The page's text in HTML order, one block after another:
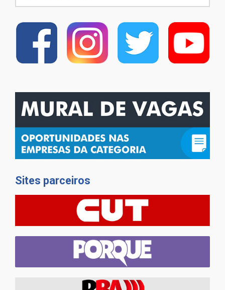
Sites parceiros